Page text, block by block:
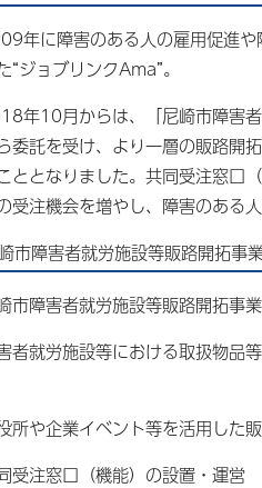
年に障害のある人の雇用促進や
“ジョブリンクAma”。
年10月からは、「尼崎市障害
委託を受け、より一層の販路開
ととなりました。共同受注窓口
受注機会を増やし、障害のある
崎市障害者就労施設等販路開拓事
崎市障害者就労施設等販路開拓事
者就労施設等における取扱物品
所や企業イベント等を活用した
受注窓口（機能）の設置・運営